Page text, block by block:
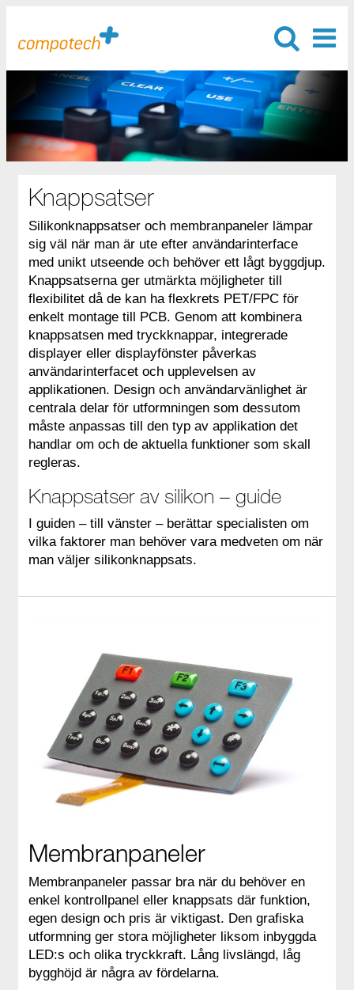
Knappsatser
Silikonknappsatser och membranpaneler lämpar
sig väl när man är ute efter användarinterface
med unikt utseende och behöver ett lågt byggdjup.
Knappsatserna ger utmärkta möjligheter till
flexibilitet då de kan ha flexkrets PET/FPC för
enkelt montage till PCB. Genom att kombinera
knappsatsen med tryckknappar, integrerade
displayer eller displayfönster påverkas
användarinterfacet och upplevelsen av
applikationen. Design och användarvänlighet är
centrala delar för utformningen som dessutom
måste anpassas till den typ av applikation det
handlar om och de aktuella funktioner som skall
regleras.
Knappsatser av silikon – guide
I guiden – till vänster – berättar specialisten om
vilka faktorer man behöver vara medveten om när
man väljer silikonknappsats.
Membranpaneler
Membranpaneler passar bra när du behöver en
enkel kontrollpanel eller knappsats där funktion,
egen design och pris är viktigast. Den grafiska
utformning ger stora möjligheter liksom inbyggda
LED:s och olika tryckkraft. Lång livslängd, låg
bygghöjd är några av fördelarna.